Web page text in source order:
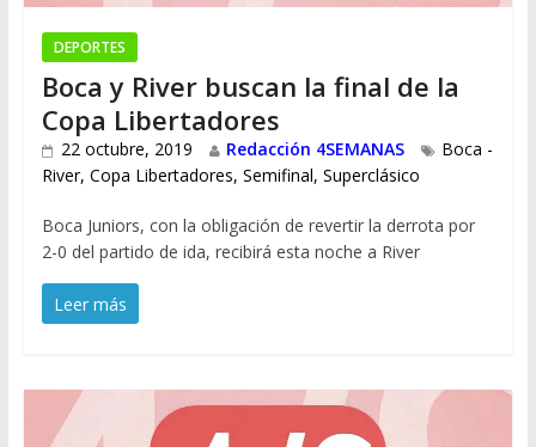
DEPORTES
Boca y River buscan la final de la
Copa Libertadores
22 octubre, 2019 Redacción 4SEMANAS
Boca -
River, Copa Libertadores, Semifinal, Superclásico
Boca Juniors, con la obligación de revertir la derrota por
2-0 del partido de ida, recibirá esta noche a River
Leer más